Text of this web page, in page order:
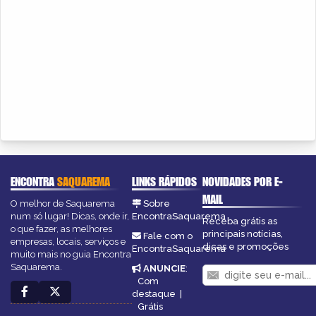
ENCONTRASAQUAREMA
O melhor de Saquarema
num só lugar! Dicas, onde ir,
o que fazer, as melhores
empresas, locais, serviços e
muito mais no guia Encontra
Saquarema.
LINKS RÁPIDOS
Sobre
EncontraSaquarema
Fale com o
EncontraSaquarema
ANUNCIE:
Com
destaque |
Grátis
NOVIDADES POR E-
MAIL
Receba grátis as
principais notícias,
dicas e promoções